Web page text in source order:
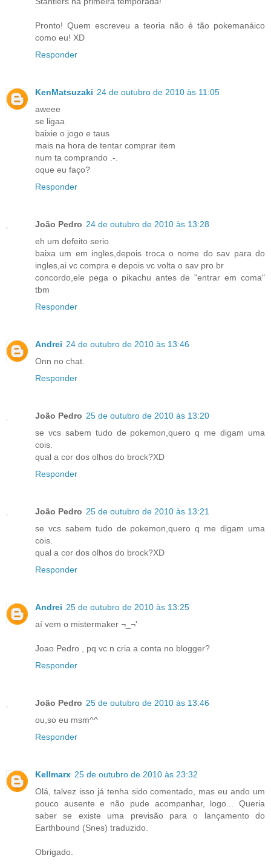
Pronto! Quem escreveu a teoria não é tão pokemanáico
como eu! XD
Responder
KenMatsuzaki 24 de outubro de 2010 às 11:05
aweee
se ligaa
baixie o jogo e taus
mais na hora de tentar comprar item
num ta comprando .-.
oque eu faço?
Responder
João Pedro 24 de outubro de 2010 às 13:28
eh um defeito serio
baixa um em ingles,depois troca o nome do sav para do
ingles,ai vc compra e depois vc volta o sav pro br
concordo,ele pega o pikachu antes de "entrar em coma"
tbm
Responder
Andrei 24 de outubro de 2010 às 13:46
Onn no chat.
Responder
João Pedro 25 de outubro de 2010 às 13:20
se vcs sabem tudo de pokemon,quero q me digam uma
cois.
qual a cor dos olhos do brock?XD
Responder
João Pedro 25 de outubro de 2010 às 13:21
se vcs sabem tudo de pokemon,quero q me digam uma
cois.
qual a cor dos olhos do brock?XD
Responder
Andrei 25 de outubro de 2010 às 13:25
aí vem o mistermaker ¬_¬'
Joao Pedro , pq vc n cria a conta no blogger?
Responder
João Pedro 25 de outubro de 2010 às 13:46
ou,so eu msm^^
Responder
Kellmarx 25 de outubro de 2010 às 23:32
Olá, talvez isso já tenha sido comentado, mas eu ando um
pouco ausente e não pude acompanhar, logo... Queria
saber se existe uma previsão para o lançamento do
Earthbound (Snes) traduzido.
Obrigado.